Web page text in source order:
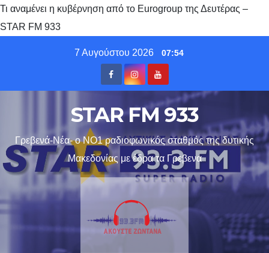
Τι αναμένει η κυβέρνηση από το Eurogroup της Δευτέρας –
STAR FM 933
7 Αυγούστου 2026 07:54
STAR FM 933
Γρεβενά-Νέα- ο ΝΟ1 ραδιοφωνικός σταθμός της δυτικής
Μακεδονίας με έδρα τα Γρεβενα